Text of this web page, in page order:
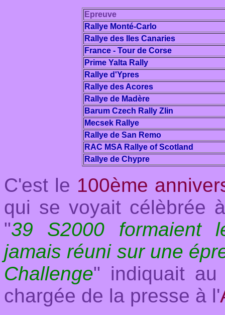
Epreuve
Rallye Monté-Carlo
Rallye des Iles Canaries
France - Tour de Corse
Prime Yalta Rally
Rallye d'Ypres
Rallye des Acores
Rallye de Madère
Barum Czech Rally Zlin
Mecsek Rallye
Rallye de San Remo
RAC MSA Rallye of Scotland
Rallye de Chypre
C'est le 100ème
qui se voyait célèbrée
"39 S2000 formaient
jamais réuni sur une
Challenge" indiquait
chargée de la presse à l'